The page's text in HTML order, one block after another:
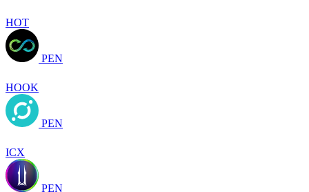
HOT
PEN
HOOK
PEN
ICX
PEN